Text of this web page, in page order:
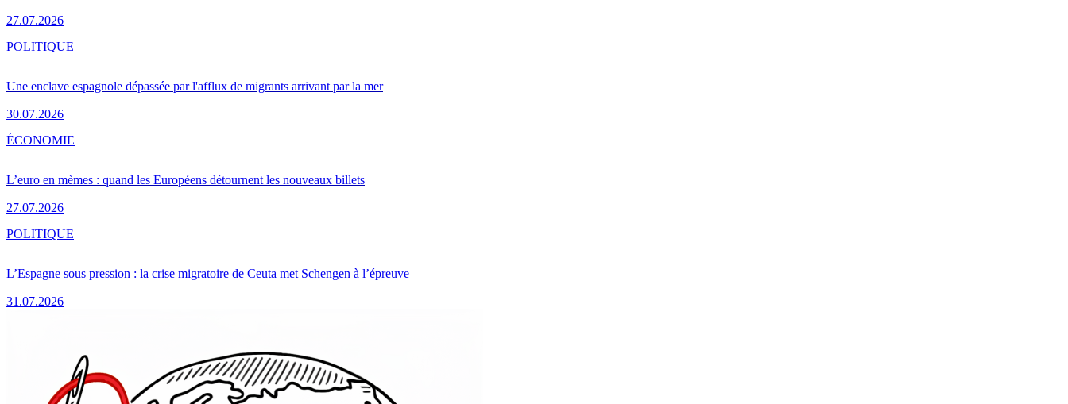
27.07.2026
Une enclave espagnole dépassée par l'afflux de migrants arrivant par la mer
30.07.2026
POLITIQUE
L’euro en mèmes : quand les Européens détournent les nouveaux billets
27.07.2026
ÉCONOMIE
L’Espagne sous pression : la crise migratoire de Ceuta met Schengen à l’épreuve
31.07.2026
POLITIQUE